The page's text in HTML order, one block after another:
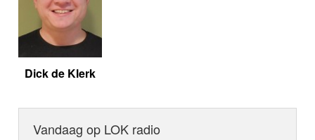
Dick de Klerk
Vandaag op LOK radio